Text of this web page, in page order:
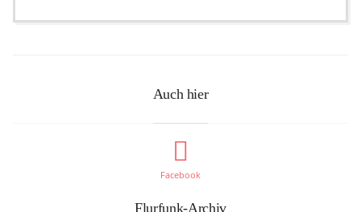
Auch hier
Facebook
Flurfunk-Archiv